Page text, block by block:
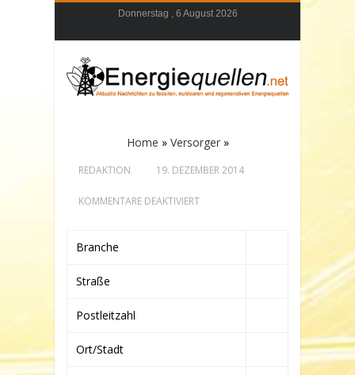
Donnerstag , 6 August 2026
Home » Versorger»
REDAKTION 19. DEZEMBER 2014
KOMMENTARE DEAKTIVIERTFÜR
Branche
Straße
Postleitzahl
Ort/Stadt